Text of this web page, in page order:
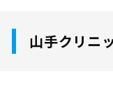
山手クリニ